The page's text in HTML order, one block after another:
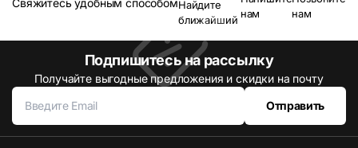
Свяжитесь удобным способомНайдите
ближайший нам
нам
Подпишитесь на рассылку
Получайте выгодные предложения и скидки на почту
Отправить